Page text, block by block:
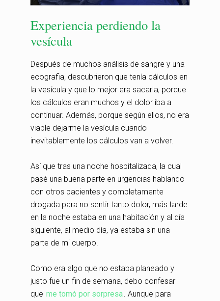
Experiencia perdiendo la
vesícula
Después de muchos análisis de sangre y una
ecografia, descubrieron que tenía cálculos en
la vesícula y que lo mejor era sacarla, porque
los cálculos eran muchos y el dolor iba a
continuar. Además, porque según ellos, no era
viable dejarme la vesícula cuando
inevitablemente los cálculos van a volver.
Así que tras una noche hospitalizada, la cual
pasé una buena parte en urgencias hablando
con otros pacientes y completamente
drogada para no sentir tanto dolor, más tarde
en la noche estaba en una habitación y al día
siguiente, al medio día, ya estaba sin una
parte de mi cuerpo.
Como era algo que no estaba planeado y
justo fue un fin de semana, debo confesar
que me tomó por sorpresa . Aunque para